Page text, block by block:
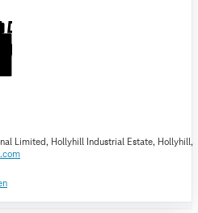
60
USB PD
Limited, Hollyhill Industrial Estate, Hollyhill,